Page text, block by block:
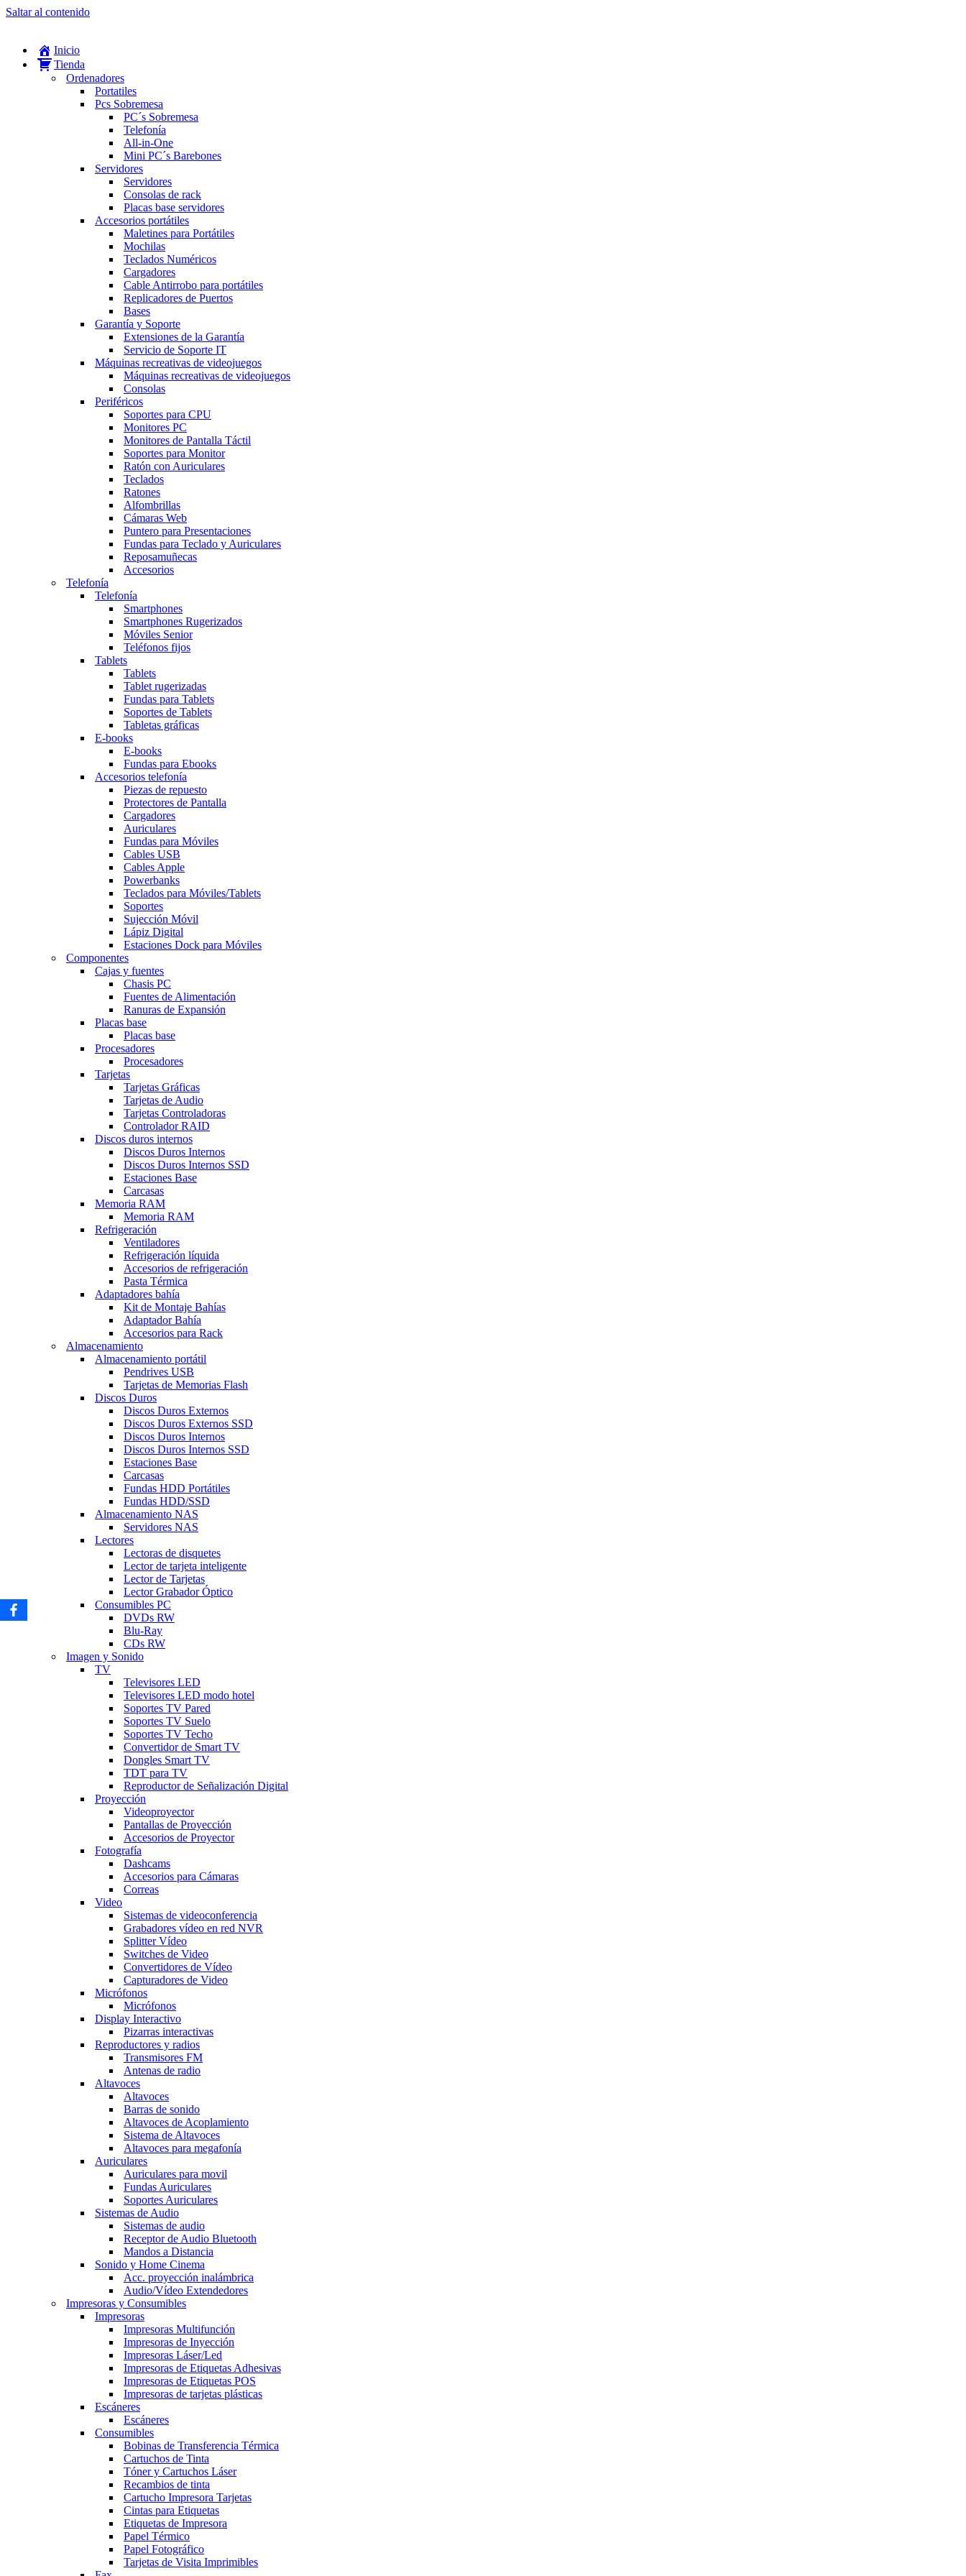
Saltar al contenido
Inicio
Tienda
Ordenadores
Portatiles
Pcs Sobremesa
PC´s Sobremesa
Telefonía
All-in-One
Mini PC´s Barebones
Servidores
Servidores
Consolas de rack
Placas base servidores
Accesorios portátiles
Maletines para Portátiles
Mochilas
Teclados Numéricos
Cargadores
Cable Antirrobo para portátiles
Replicadores de Puertos
Bases
Garantía y Soporte
Extensiones de la Garantía
Servicio de Soporte IT
Máquinas recreativas de videojuegos
Máquinas recreativas de videojuegos
Consolas
Periféricos
Soportes para CPU
Monitores PC
Monitores de Pantalla Táctil
Soportes para Monitor
Ratón con Auriculares
Teclados
Ratones
Alfombrillas
Cámaras Web
Puntero para Presentaciones
Fundas para Teclado y Auriculares
Reposamuñecas
Accesorios
Telefonía
Telefonía
Smartphones
Smartphones Rugerizados
Móviles Senior
Teléfonos fijos
Tablets
Tablets
Tablet rugerizadas
Fundas para Tablets
Soportes de Tablets
Tabletas gráficas
E-books
E-books
Fundas para Ebooks
Accesorios telefonía
Piezas de repuesto
Protectores de Pantalla
Cargadores
Auriculares
Fundas para Móviles
Cables USB
Cables Apple
Powerbanks
Teclados para Móviles/Tablets
Soportes
Sujección Móvil
Lápiz Digital
Estaciones Dock para Móviles
Componentes
Cajas y fuentes
Chasis PC
Fuentes de Alimentación
Ranuras de Expansión
Placas base
Placas base
Procesadores
Procesadores
Tarjetas
Tarjetas Gráficas
Tarjetas de Audio
Tarjetas Controladoras
Controlador RAID
Discos duros internos
Discos Duros Internos
Discos Duros Internos SSD
Estaciones Base
Carcasas
Memoria RAM
Memoria RAM
Refrigeración
Ventiladores
Refrigeración líquida
Accesorios de refrigeración
Pasta Térmica
Adaptadores bahía
Kit de Montaje Bahías
Adaptador Bahía
Accesorios para Rack
Almacenamiento
Almacenamiento portátil
Pendrives USB
Tarjetas de Memorias Flash
Discos Duros
Discos Duros Externos
Discos Duros Externos SSD
Discos Duros Internos
Discos Duros Internos SSD
Estaciones Base
Carcasas
Fundas HDD Portátiles
Fundas HDD/SSD
Almacenamiento NAS
Servidores NAS
Lectores
Lectoras de disquetes
Lector de tarjeta inteligente
Lector de Tarjetas
Lector Grabador Óptico
Consumibles PC
DVDs RW
Blu-Ray
CDs RW
Imagen y Sonido
TV
Televisores LED
Televisores LED modo hotel
Soportes TV Pared
Soportes TV Suelo
Soportes TV Techo
Convertidor de Smart TV
Dongles Smart TV
TDT para TV
Reproductor de Señalización Digital
Proyección
Videoproyector
Pantallas de Proyección
Accesorios de Proyector
Fotografía
Dashcams
Accesorios para Cámaras
Correas
Video
Sistemas de videoconferencia
Grabadores vídeo en red NVR
Splitter Vídeo
Switches de Video
Convertidores de Vídeo
Capturadores de Video
Micrófonos
Micrófonos
Display Interactivo
Pizarras interactivas
Reproductores y radios
Transmisores FM
Antenas de radio
Altavoces
Altavoces
Barras de sonido
Altavoces de Acoplamiento
Sistema de Altavoces
Altavoces para megafonía
Auriculares
Auriculares para movil
Fundas Auriculares
Soportes Auriculares
Sistemas de Audio
Sistemas de audio
Receptor de Audio Bluetooth
Mandos a Distancia
Sonido y Home Cinema
Acc. proyección inalámbrica
Audio/Vídeo Extendedores
Impresoras y Consumibles
Impresoras
Impresoras Multifunción
Impresoras de Inyección
Impresoras Láser/Led
Impresoras de Etiquetas Adhesivas
Impresoras de Etiquetas POS
Impresoras de tarjetas plásticas
Escáneres
Escáneres
Consumibles
Bobinas de Transferencia Térmica
Cartuchos de Tinta
Tóner y Cartuchos Láser
Recambios de tinta
Cartucho Impresora Tarjetas
Cintas para Etiquetas
Etiquetas de Impresora
Papel Térmico
Papel Fotográfico
Tarjetas de Visita Imprimibles